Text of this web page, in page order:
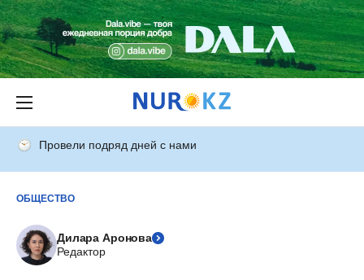
Провели подряд дней с нами
ОБЩЕСТВО
Дилара Аронова
Редактор